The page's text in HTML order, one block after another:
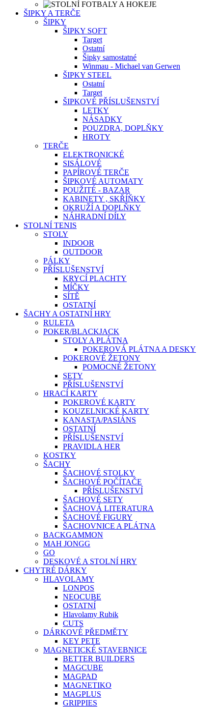
ŠIPKY A TERČE
ŠIPKY
ŠIPKY SOFT
Target
Ostatní
Šipky samostatné
Winmau - Michael van Gerwen
ŠIPKY STEEL
Ostatní
Target
ŠIPKOVÉ PŘÍSLUŠENSTVÍ
LETKY
NÁSADKY
POUZDRA, DOPLŇKY
HROTY
TERČE
ELEKTRONICKÉ
SISÁLOVÉ
PAPÍROVÉ TERČE
ŠIPKOVÉ AUTOMATY
POUŽITÉ - BAZAR
KABINETY , SKŘÍŇKY
OKRUŽÍ A DOPLŇKY
NÁHRADNÍ DÍLY
STOLNÍ TENIS
STOLY
INDOOR
OUTDOOR
PÁLKY
PŘÍSLUŠENSTVÍ
KRYCÍ PLACHTY
MÍČKY
SÍTĚ
OSTATNÍ
ŠACHY A OSTATNÍ HRY
RULETA
POKER/BLACKJACK
STOLY A PLÁTNA
POKEROVÁ PLÁTNA A DESKY
POKEROVÉ ŽETONY
POMOCNÉ ŽETONY
SETY
PŘÍSLUŠENSTVÍ
HRACÍ KARTY
POKEROVÉ KARTY
KOUZELNICKÉ KARTY
KANASTA/PASIÁNS
OSTATNÍ
PŘÍSLUŠENSTVÍ
PRAVIDLA HER
KOSTKY
ŠACHY
ŠACHOVÉ STOLKY
ŠACHOVÉ POČÍTAČE
PŘÍSLUŠENSTVÍ
ŠACHOVÉ SETY
ŠACHOVÁ LITERATURA
ŠACHOVÉ FIGURY
ŠACHOVNICE A PLÁTNA
BACKGAMMON
MAH JONGG
GO
DESKOVÉ A STOLNÍ HRY
CHYTRÉ DÁRKY
HLAVOLAMY
LONPOS
NEOCUBE
OSTATNÍ
Hlavolamy Rubik
CUTS
DÁRKOVÉ PŘEDMĚTY
KEY PETE
MAGNETICKÉ STAVEBNICE
BETTER BUILDERS
MAGCUBE
MAGPAD
MAGNETIKO
MAGPLUS
GRIPPIES